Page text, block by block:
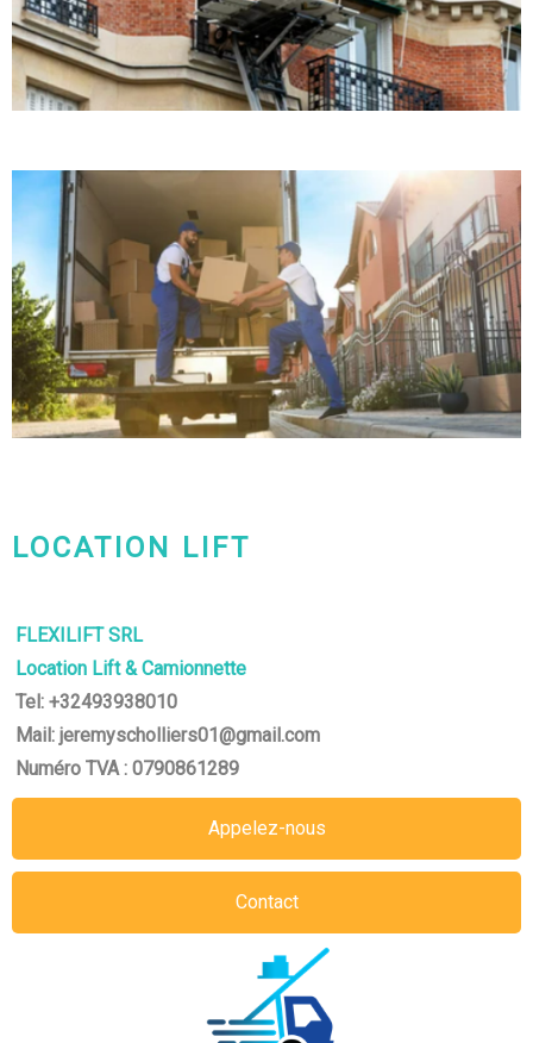
LOCATION LIFT
FLEXILIFT SRL
Location Lift & Camionnette
Tel: +32493938010
Mail: jeremyscholliers01@gmail.com
Numéro TVA : 0790861289
Appelez-nous
Contact